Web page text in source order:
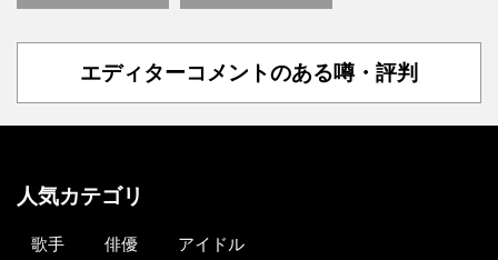
エディターコメントのある噂・評判
人気カテゴリ
歌手 俳優 アイドル